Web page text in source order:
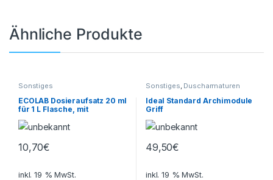
Ähnliche Produkte
Sonstiges
ECOLAB Dosieraufsatz 20 ml
für 1 L Flasche, mit
Skalierung 20 ml / Hub
ECOLAB
10,70€
inkl. 19 % MwSt.
Sonstiges Duscharmaturen
Ideal Standard Archimodule
Griff
49,50€
inkl. 19 % MwSt.